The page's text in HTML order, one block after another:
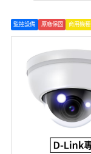
監控設備 原廠保固 商用機種